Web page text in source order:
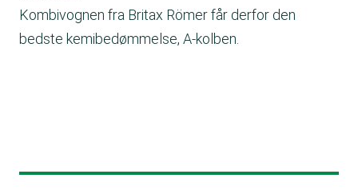
Kombivognen fra Britax Römer får derfor den
bedste kemibedømmelse, A-kolben.